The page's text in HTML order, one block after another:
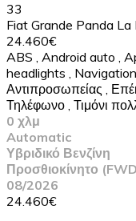
33
Fiat Grande Panda
24.460€
ABS , Android auto ,
headlights ,
Αντιπροσωπείας ,
Τηλέφωνο , Τιμόνι
0 χλμ
Automatic
Υβριδικό Βενζίνη
Προσθιοκίνητο
08/2026
24.460€